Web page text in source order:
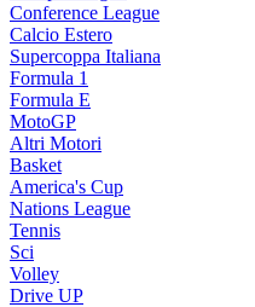
Conference League
Calcio Estero
Supercoppa Italiana
Formula 1
Formula E
MotoGP
Altri Motori
Basket
America's Cup
Nations League
Tennis
Sci
Volley
Drive UP